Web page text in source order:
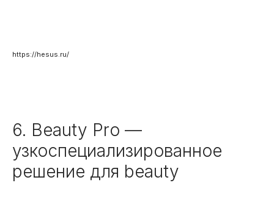
https://hesus.ru/
6. Beauty Pro —
узкоспециализированное
решение для beauty